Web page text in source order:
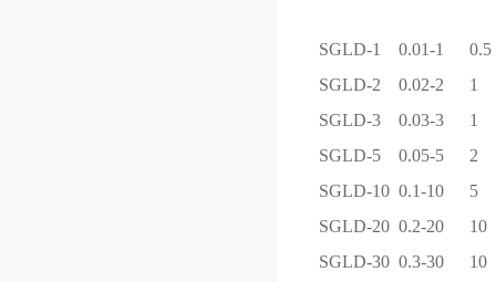
SGLD-1 0.01-1
0.5
SGLD-2
0.02-2
1
SGLD-3
0.03-3
1
SGLD-5
0.05-5
2
SGLD-10 0.1-10
5
SGLD-20 0.2-20
10
SGLD-30 0.3-30
10